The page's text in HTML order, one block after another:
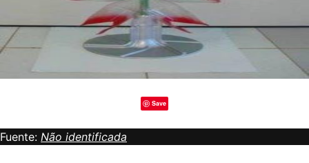
Save
Fuente: Não identificada